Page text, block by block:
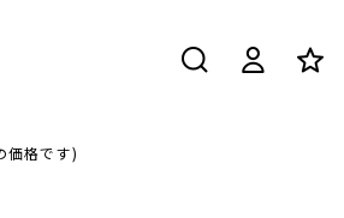
検索 ログイン
価格です)